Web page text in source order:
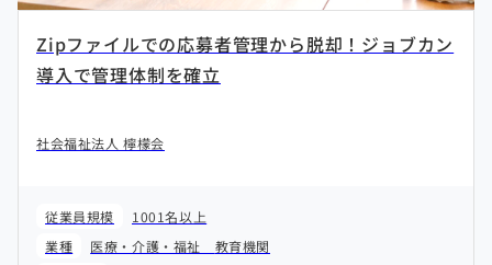
Zipファイルでの応募者管理から脱却！ジョブカン
導入で管理体制を確立
社会福祉法人 檸檬会
従業員規模
1001名以上
業種
医療・介護・福祉
教育機関